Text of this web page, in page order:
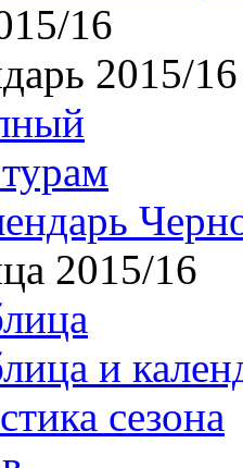
16
2015/16
2015/16
и
сезона